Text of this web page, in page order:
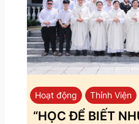
Hoạt động Thỉnh Viện
“HỌC ĐỂ BIẾT